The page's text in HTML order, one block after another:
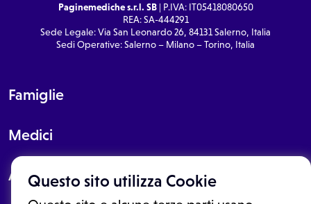
Questo sito utilizza Cookie
Paginemediche s.r.l. SB| P.IVA: IT05418080650
REA: SA-444291
Sede Legale: Via San Leonardo 26, 84131 Salerno, Italia
Sedi Operative: Salerno – Milano – Torino, Italia
Famiglie
Medici
About